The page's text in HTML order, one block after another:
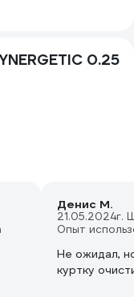
0.25
Денис М.
21.05.2024г.
Опыт
Не ожидал,
куртку